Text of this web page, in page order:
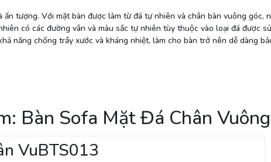
tượng. Với mặt bàn được làm từ đá tự nhiên và chân bàn vuông
có các đường vân và màu sắc tự nhiên tùy thuộc vào loại đá được
năng chống trầy xước và kháng nhiệt, làm cho bàn trở nên dễ dàng
Bàn Sofa Mặt Đá Chân
VuBTS013